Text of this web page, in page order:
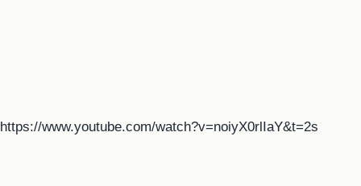
https://www.youtube.com/watch?v=noiyX0rlIaY&t=2s